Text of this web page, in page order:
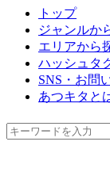
トップ
ジャンルか
エリアから
ハッシュタ
SNS・お問
あつキタと